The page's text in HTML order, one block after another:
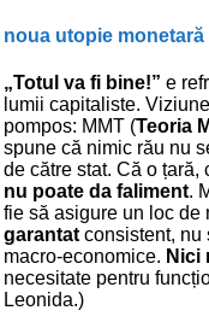
noua utopie monetară
„Totul va fi bine!” e
lumii capitaliste.
pompos: MMT (Teoria
spune că nimic rău nu
de către stat. Că o țară,
nu poate da faliment.
fie să asigure un loc de
garantat consistent, nu
macro-economice. Nici
necesitate pentru
Leonida.)